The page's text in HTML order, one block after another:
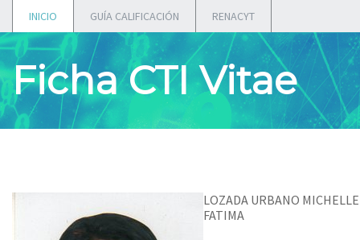
INICIO GUÍA CALIFICACIÓN RENACYT
Ficha CTI Vitae
LOZADA URBANO MICHELLE
FATIMA